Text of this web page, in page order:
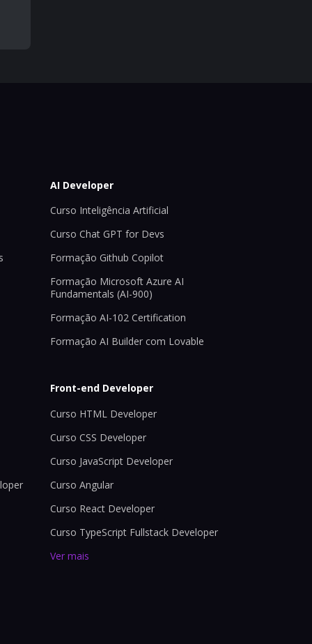
AI Developer
Curso Inteligência Artificial
Curso Chat GPT for Devs
Formação Github Copilot
Formação Microsoft Azure AI
Fundamentals (AI-900)
Formação AI-102 Certification
Formação AI Builder com Lovable
Front-end Developer
Curso HTML Developer
Curso CSS Developer
Curso JavaScript Developer
Curso Angular
Curso React Developer
Curso TypeScript Fullstack Developer
Ver mais